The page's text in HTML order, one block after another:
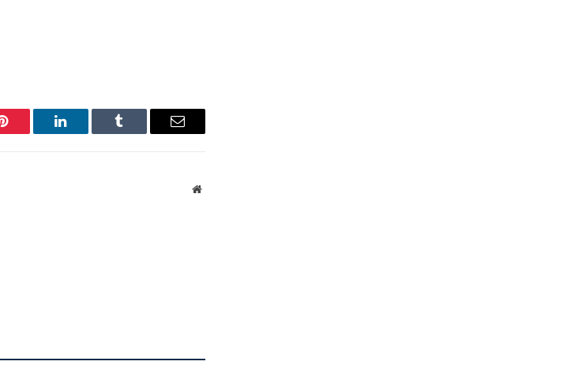
Pinterest LinkedIn Tumblr Email
Website